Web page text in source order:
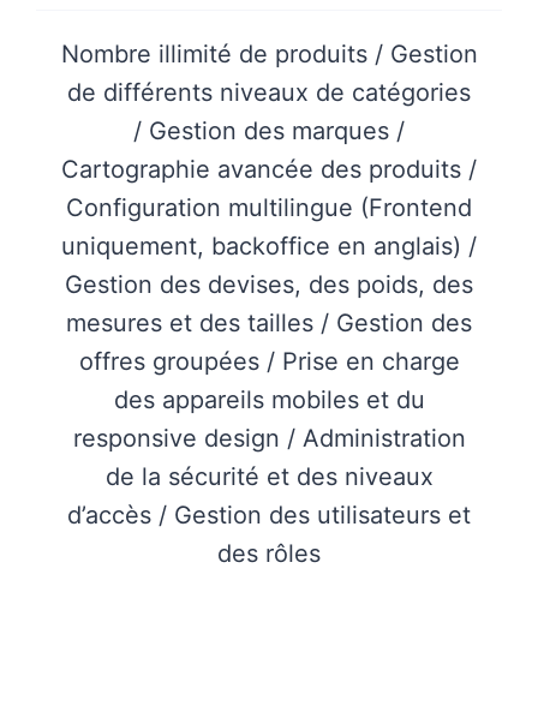
Nombre illimité de produits / Gestion
de différents niveaux de catégories
/ Gestion des marques /
Cartographie avancée des produits /
Configuration multilingue (Frontend
uniquement, backoffice en anglais) /
Gestion des devises, des poids, des
mesures et des tailles / Gestion des
offres groupées / Prise en charge
des appareils mobiles et du
responsive design / Administration
de la sécurité et des niveaux
d’accès / Gestion des utilisateurs et
des rôles